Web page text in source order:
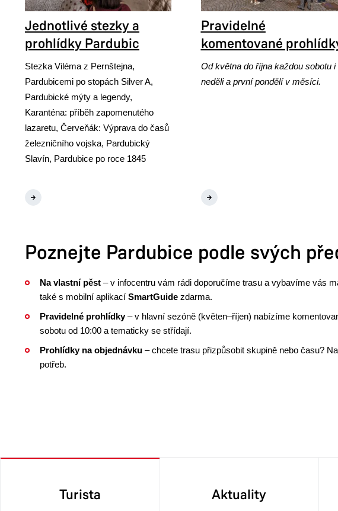
Jednotlivé stezky a
prohlídky Pardubic
Stezka Viléma z Pernštejna,
Pardubicemi po stopách Silver A,
Pardubické mýty a legendy,
Karanténa: příběh zapomenutého
lazaretu, Červeňák: Výprava do časů
železničního vojska, Pardubický
Slavín, Pardubice po roce 1845
prohlídky
Pravidelné
komentované
Od května do října každou sobotu i
neděli a první pondělí v měsíci.
Poznejte Pardubice podle svých
Na vlastní pěst– v infocentru vám rádi doporučíme trasu a vybavíme vás
také s mobilní aplikací SmartGuidezdarma.
Pravidelné prohlídky– v hlavní sezóně (květen–říjen) nabízíme
sobotu od 10:00 a tematicky se střídají.
Prohlídky na objednávku– chcete trasu přizpůsobit skupině nebo času?
potřeb.
Turista Aktuality